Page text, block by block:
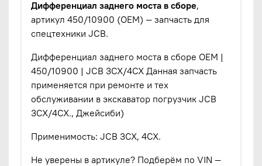
Дифференциал заднего моста в сборе,
артикул 450/10900 (OEM) — запчасть для
спецтехники JCB.
Дифференциал заднего моста в сборе OEM |
450/10900 | JCB 3CX/4CX Данная запчасть
применяется при ремонте и тех
обслуживании в экскаватор погрузчик JCB
3CX/4CX., Джейсиби)
Применимость: JCB 3CX, 4CX.
Не уверены в артикуле? Подберём по VIN —